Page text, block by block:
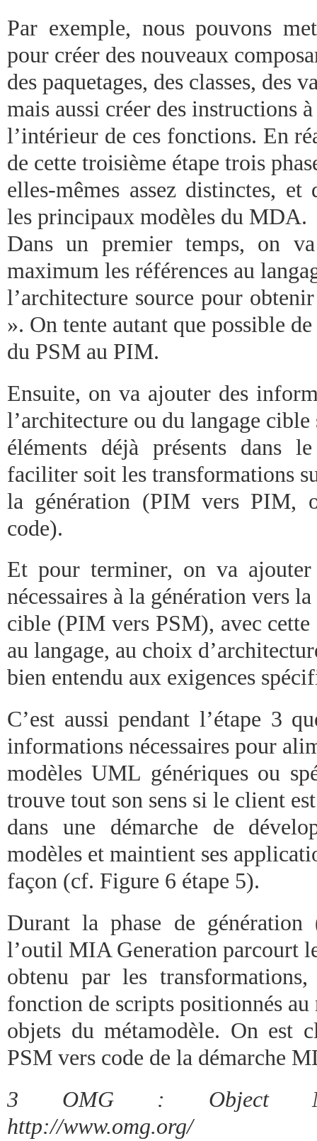
Par exemple, nous pouvons
pour créer des nouveaux
des paquetages, des classes, des
mais aussi créer des instructions à
l’intérieur de ces fonctions. En
de cette troisième étape trois
elles-mêmes assez distinctes,
les principaux modèles du MDA.
Dans un premier temps, on
maximum les références au
l’architecture source pour
». On tente autant que possible de
du PSM au PIM.
Ensuite, on va ajouter des
l’architecture ou du langage cible
éléments déjà présents dans
faciliter soit les transformations
la génération (PIM vers PIM,
code).
Et pour terminer, on va
nécessaires à la génération vers
cible (PIM vers PSM), avec cette
au langage, au choix
bien entendu aux exigences
C’est aussi pendant l’étape 3
informations nécessaires pour
modèles UML génériques ou
trouve tout son sens si le client
dans une démarche de
modèles et maintient ses
façon (cf. Figure 6 étape 5).
Durant la phase de
l’outil MIA Generation parcourt
obtenu par les
fonction de scripts positionnés au
objets du métamodèle. On est
PSM vers code de la démarche
3 OMG : Object
http://www.omg.org/